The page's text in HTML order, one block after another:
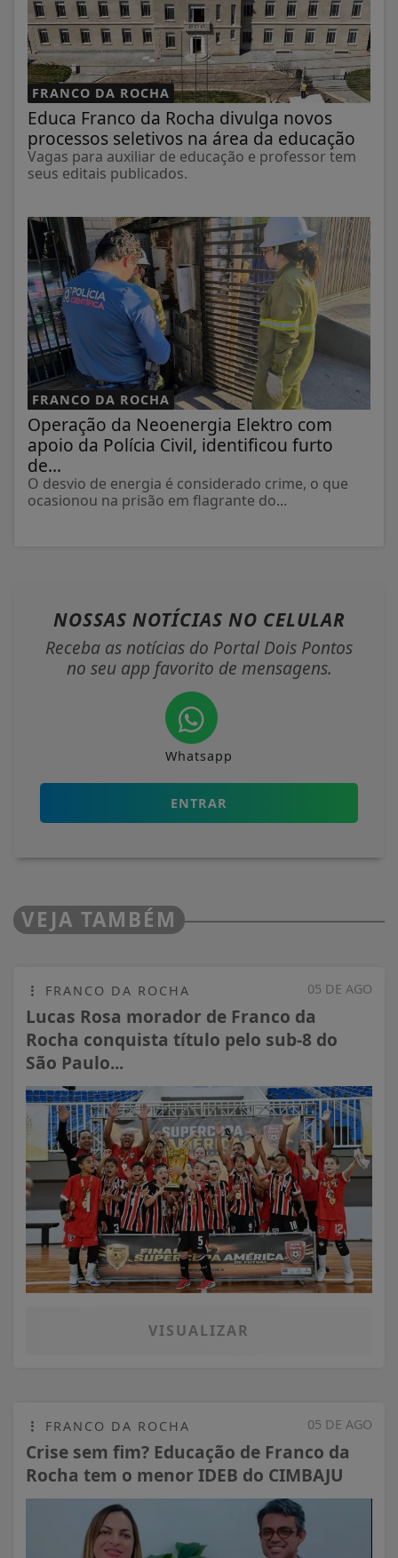
FRANCO DA ROCHA
Educa Franco da Rocha divulga novos
processos seletivos na área da educação
Vagas para auxiliar de educação e professor tem
seus editais publicados.
FRANCO DA ROCHA
Operação da Neoenergia Elektro com
apoio da Polícia Civil, identificou furto
de...
O desvio de energia é considerado crime, o que
ocasionou na prisão em flagrante do...
NOSSAS NOTÍCIAS NO CELULAR
Receba as notícias do Portal Dois Pontos
no seu app favorito de mensagens.
Whatsapp
ENTRAR
VEJA TAMBÉM
05 DE AGO
FRANCO DA ROCHA
Lucas Rosa morador de Franco da
Rocha conquista título pelo sub-8 do
São Paulo...
VISUALIZAR
05 DE AGO
FRANCO DA ROCHA
Crise sem fim? Educação de Franco da
Rocha tem o menor IDEB do CIMBAJU